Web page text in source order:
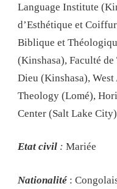
Language Institute
d’Esthétique et
Biblique et
(Kinshasa), Faculté de
Dieu (Kinshasa),
Theology (Lomé),
Center (Salt Lake
Etat civil : Mariée
Nationalité :